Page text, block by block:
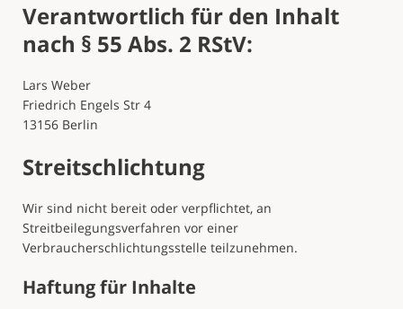
Verantwortlich für den Inhalt
nach § 55 Abs. 2 RStV:
Lars Weber
Friedrich Engels Str 4
13156 Berlin
Streitschlichtung
Wir sind nicht bereit oder verpflichtet, an
Streitbeilegungsverfahren vor einer
Verbraucherschlichtungsstelle teilzunehmen.
Haftung für Inhalte